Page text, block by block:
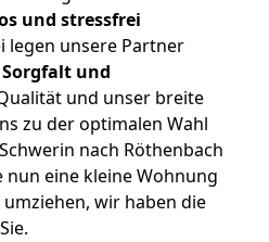
und stressfrei
legen unsere Partner
Sorgfalt und
und unser breite
zu der optimalen Wahl
nach Röthenbach
nun eine kleine Wohnung
wir haben die